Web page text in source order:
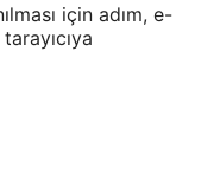
için adım, e-